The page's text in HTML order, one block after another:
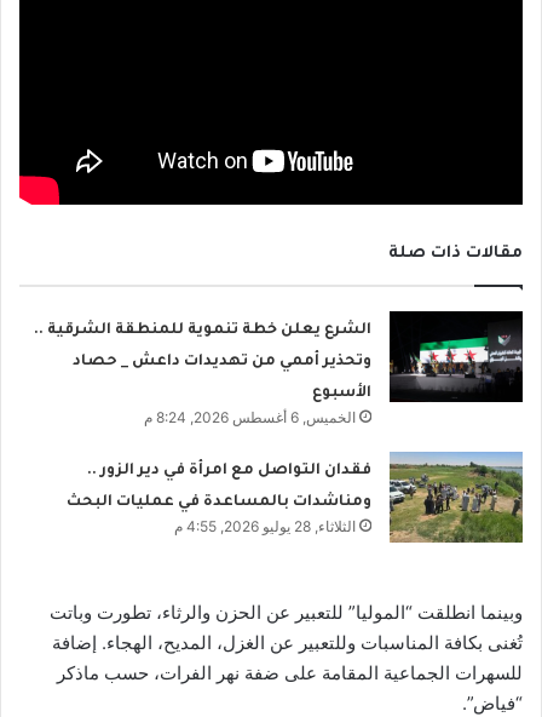
مقالات ذات صلة
الشرع يعلن خطة تنموية للمنطقة الشرقية ..
وتحذير أممي من تهديدات داعش _ حصاد
الأسبوع
الخميس, 6 أغسطس 2026, 8:24 م
فقدان التواصل مع امرأة في دير الزور ..
ومناشدات بالمساعدة في عمليات البحث
الثلاثاء, 28 يوليو 2026, 4:55 م
وبينما انطلقت “الموليا” للتعبير عن الحزن والرثاء، تطورت وباتت
تُغنى بكافة المناسبات وللتعبير عن الغزل، المديح، الهجاء. إضافة
للسهرات الجماعية المقامة على ضفة نهر الفرات، حسب ماذكر
“فياض”.